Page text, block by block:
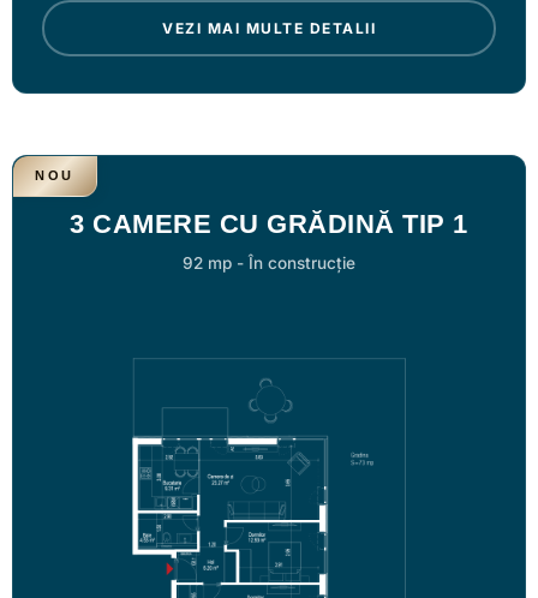
VEZI MAI MULTE DETALII
NOU
3 CAMERE CU GRĂDINĂ TIP 1
92 mp -În construcție